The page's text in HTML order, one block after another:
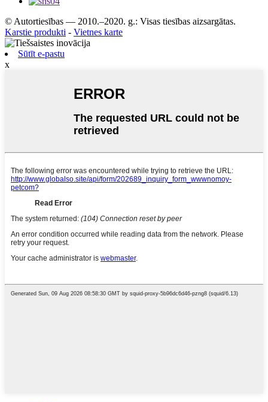
© Autortiesības — 2010.–2020. g.: Visas tiesības aizsargātas.
Karstie produkti - Vietnes karte
Sūtīt e-pastu
x